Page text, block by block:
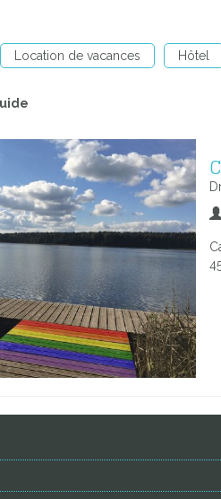
Location de vacances Hôtel